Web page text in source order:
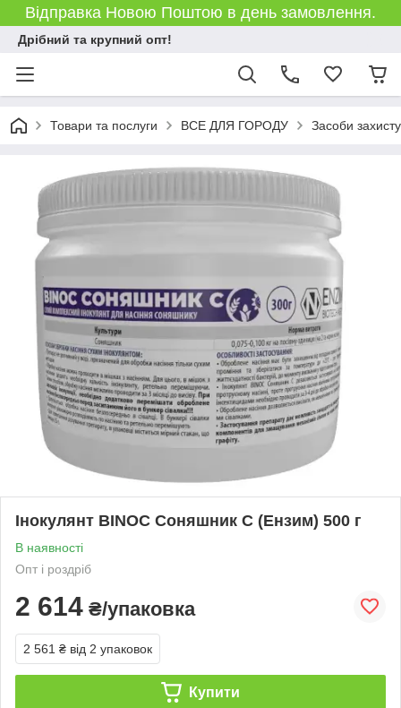
Відправка Новою Поштою в день замовлення.
Дрібний та крупний опт!
Товари та послуги ВСЕ ДЛЯ ГОРОДУ Засоби
Інокулянт BINОC Соняшник С (Ензим) 500 г
В наявності
Опт і роздріб
2 614 ₴/упаковка
2 561 ₴ від 2 упаковок
Купити